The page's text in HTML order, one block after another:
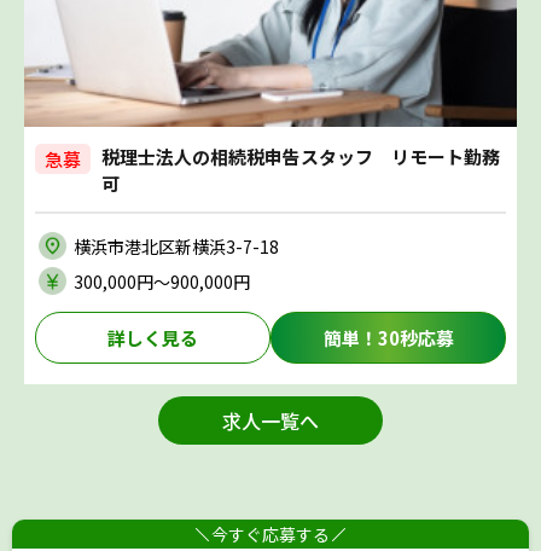
今すぐ応募する
急募
税理士法人の相続税申告スタッフ リモート勤務
可
横浜市港北区新横浜3-7-18
300,000円〜900,000円
詳しく見る 簡単！30秒応募
求人一覧へ